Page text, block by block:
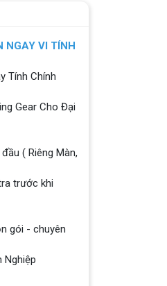
NGAY VI TÍNH
Tính Chính
Gear Cho Đại
( Riêng Màn,
trước khi
gói - chuyên
Nghiệp